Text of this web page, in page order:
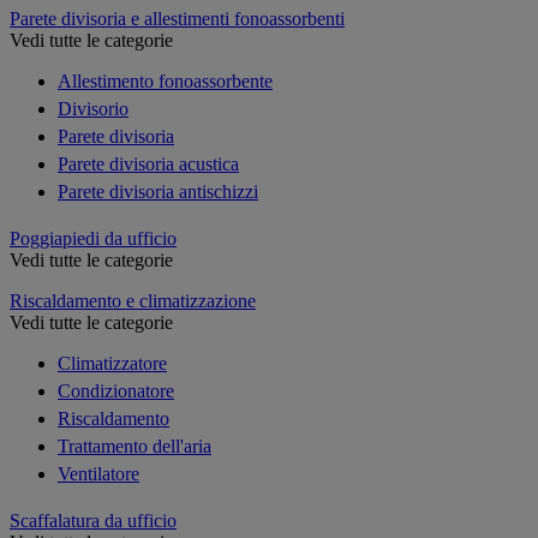
Parete divisoria e allestimenti fonoassorbenti
Vedi tutte le categorie
Allestimento fonoassorbente
Divisorio
Parete divisoria
Parete divisoria acustica
Parete divisoria antischizzi
Poggiapiedi da ufficio
Vedi tutte le categorie
Riscaldamento e climatizzazione
Vedi tutte le categorie
Climatizzatore
Condizionatore
Riscaldamento
Trattamento dell'aria
Ventilatore
Scaffalatura da ufficio